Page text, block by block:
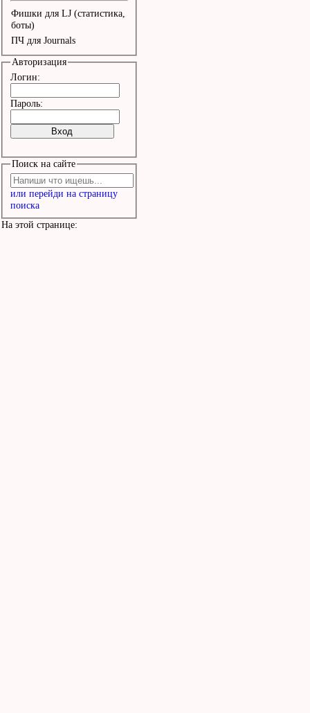
Фишки для LJ (статистика,
боты)
ПЧ для Journals
Авторизация
Логин:
Пароль:
Поиск на сайте
или перейди на страницу
поиска
На этой странице: